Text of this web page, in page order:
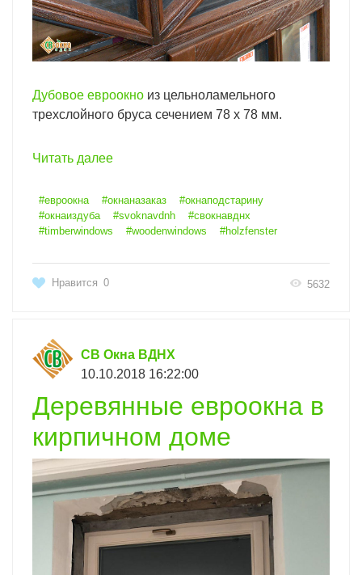
Дубовое евроокно из цельноламельного
трехслойного бруса сечением 78 х 78 мм.
Читать далее
#евроокна #окнаназаказ
#окнаподстарину
#окнаиздуба
#svoknavdnh
#свокнавднх
#timberwindows
#woodenwindows #holzfenster
Нравится 0 5632
СВ Окна ВДНХ
10.10.2018 16:22:00
Деревянные евроокна в
кирпичном доме